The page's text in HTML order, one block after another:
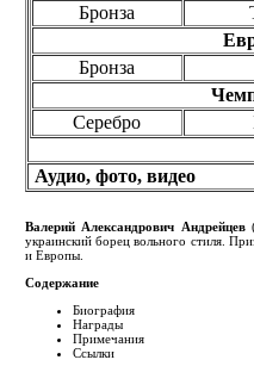
Бронза
Бронза
Серебро
Аудио, фото, видео
Валерий Александрович Андрейцев
украинский борец вольного стиля.
и Европы.
Содержание
Биография
Награды
Примечания
Ссылки